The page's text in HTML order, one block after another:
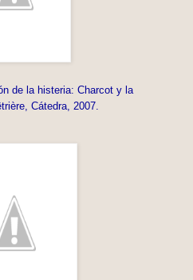
de la histeria: Charcot y la
Cátedra, 2007.